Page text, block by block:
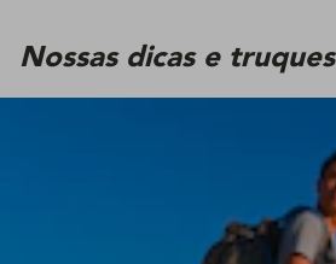
Nossas dicas e truques